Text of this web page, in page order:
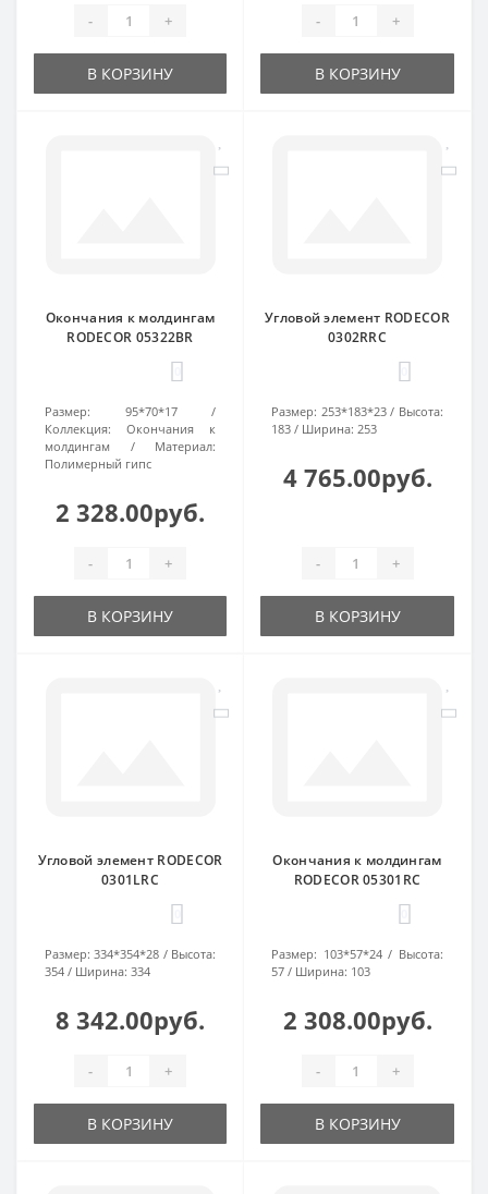
- +
В КОРЗИНУ
- +
В КОРЗИНУ
Окончания к молдингам
RODECOR 05322BR
Размер:
95*70*17
Коллекция:
Окончания к
молдингам
Материал:
Полимерный гипс
2 328.00руб.
- +
В КОРЗИНУ
Угловой элемент RODECOR
0302RRC
Размер: 253*183*23
Высота:
183
Ширина: 253
4 765.00руб.
- +
В КОРЗИНУ
Угловой элемент RODECOR
0301LRC
Размер: 334*354*28
Высота:
354
Ширина: 334
8 342.00руб.
- +
В КОРЗИНУ
Окончания к молдингам
RODECOR 05301RC
Размер: 103*57*24
Высота:
57
Ширина: 103
2 308.00руб.
- +
В КОРЗИНУ